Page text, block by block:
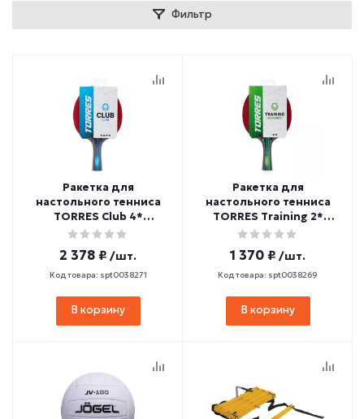
Фильтр
Ракетка для
настольного тенниса
TORRES Club 4*
(коническая ручка)
2 378 ₽ /шт.
Код товара: spt0038271
В корзину
Ракетка для
настольного тенниса
TORRES Training 2*
(коническая ручка)
1 370 ₽ /шт.
Код товара: spt0038269
В корзину